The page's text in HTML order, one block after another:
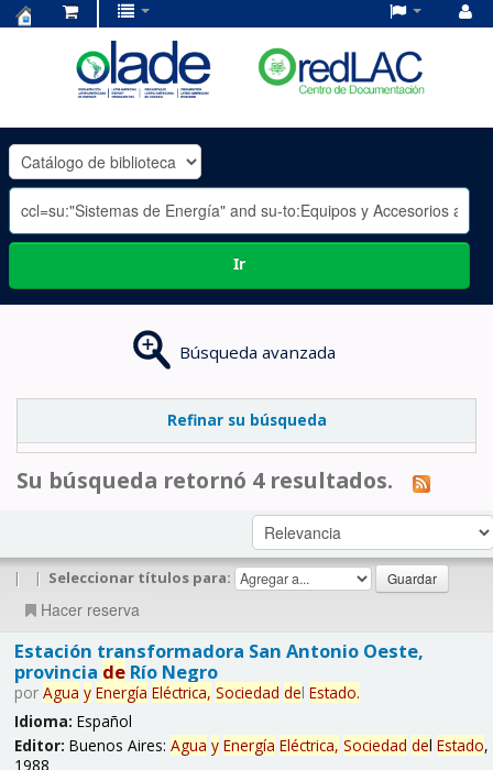
OLADE
-
Ir
Búsqueda avanzada
Refinar su búsqueda
Su búsqueda retornó 4 resultados.
| | Seleccionar títulos para:
Hacer reserva
Estación transformadora San Antonio Oeste,
provincia deRío Negro
por Agua y Energía Eléctrica, Sociedad del Estado.
Idioma: Español
Editor: Buenos Aires: Agua y Energía Eléctrica, Sociedad del Estado,
1988